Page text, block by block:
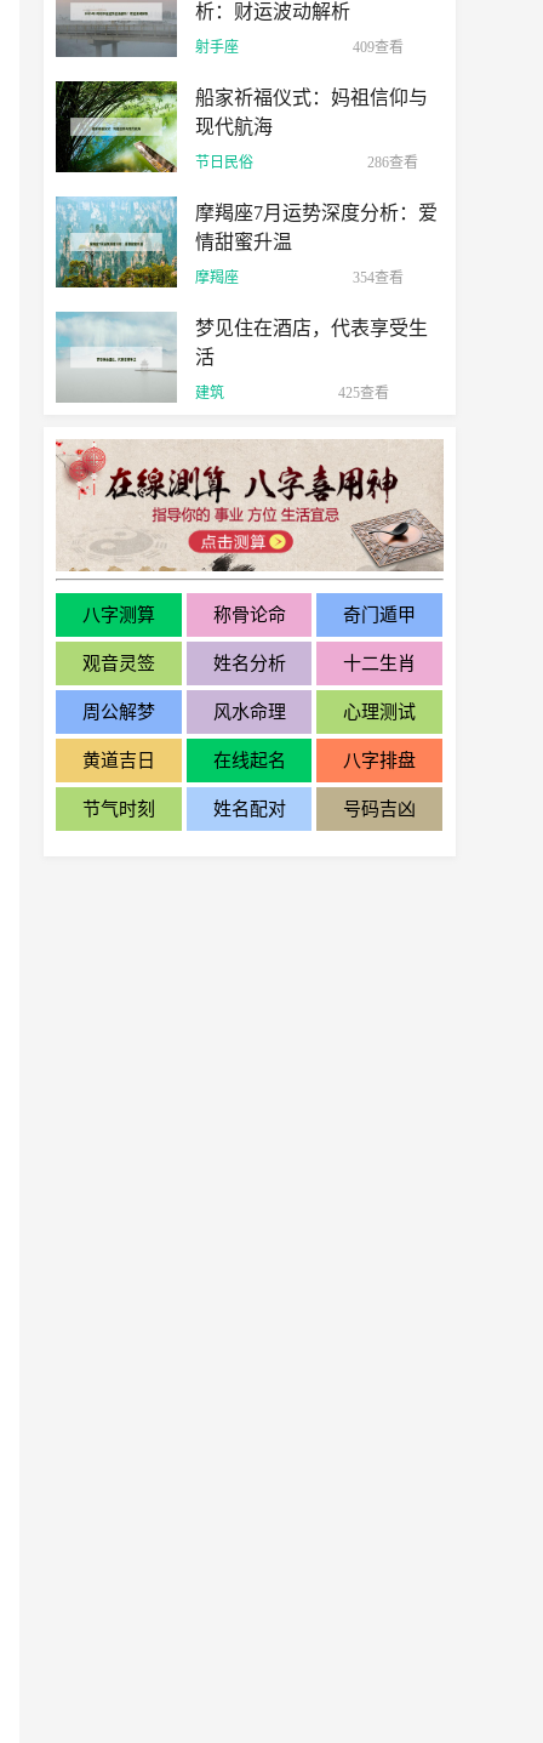
析：财运波动解析
射手座 409查看
船家祈福仪式：妈祖信仰与
现代航海
节日民俗 286查看
摩羯座7月运势深度分析：爱
情甜蜜升温
摩羯座 354查看
梦见住在酒店，代表享受生
活
建筑 425查看
八字测算 称骨论命 奇门遁甲
观音灵签 姓名分析 十二生肖
周公解梦 风水命理 心理测试
黄道吉日 在线起名 八字排盘
节气时刻 姓名配对 号码吉凶